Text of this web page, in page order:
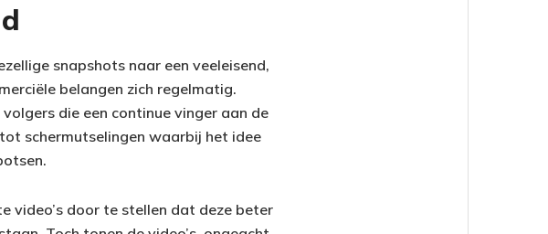
snapshots naar een veeleisend,
belangen zich regelmatig.
die een continue vinger aan de
schermutselingen waarbij het idee
video’s door te stellen dat deze beter